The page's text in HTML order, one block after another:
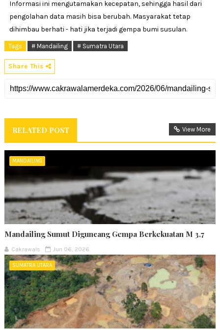
Informasi ini mengutamakan kecepatan, sehingga hasil dari
pengolahan data masih bisa berubah. Masyarakat tetap
dihimbau berhati - hati jika terjadi gempa bumi susulan.
Tags # Mandailing # Sumatra Utara
Share This
RELATED POST View More
MANDAILING
Mandailing Sumut Diguncang Gempa Berkekuatan M 3,7
Cakrawals Jun 06, 2026
SUMATRA UTARA